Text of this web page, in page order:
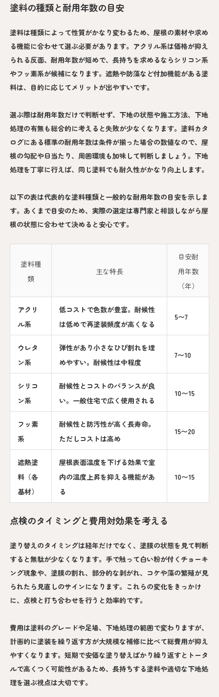
塗料の種類と耐用年数の目安
塗料は種類によって性質がかなり変わるため、屋根の素材や求め
る機能に合わせて選ぶ必要があります。アクリル系は価格が抑え
られる反面、耐用年数が短めで、長持ちを求めるならシリコン系
やフッ素系が候補になります。遮熱や防藻など付加機能がある塗
料は、目的に応じてメリットが出やすいです。
選ぶ際は耐用年数だけで判断せず、下地の状態や施工方法、下地
処理の有無も総合的に考えると失敗が少なくなります。塗料カタ
ログにある標準の耐用年数は条件が揃った場合の数値なので、屋
根の勾配や日当たり、周囲環境も加味して判断しましょう。下地
処理を丁寧に行えば、同じ塗料でも耐久性がかなり向上します。
以下の表は代表的な塗料種類と一般的な耐用年数の目安を示しま
す。あくまで目安のため、実際の選定は専門家と相談しながら屋
根の状態に合わせて決めると安心です。
塗料種
類
主な特長
目安耐
用年数
（年）
アクリ
ル系
低コストで色数が豊富。耐候性
は低めで再塗装頻度が高くなる
5〜7
ウレタ
ン系
弾性があり小さなひび割れを埋
めやすい。耐候性は中程度
7〜10
シリコ
ン系
耐候性とコストのバランスが良
い。一般住宅で広く使用される
10〜15
フッ素
系
耐候性と防汚性が高く長寿命。
ただしコストは高め
15〜20
遮熱塗
料（各
基材）
屋根表面温度を下げる効果で室
内の温度上昇を抑える機能があ
る
10〜15
点検のタイミングと費用対効果を考える
塗り替えのタイミングは経年だけでなく、塗膜の状態を見て判断
すると無駄が少なくなります。手で触って白い粉が付くチョーキ
ング現象や、塗膜の割れ、部分的な剥がれ、コケや藻の繁殖が見
られたら見直しのサインになります。これらの変化をきっかけ
に、点検と打ち合わせを行うと効率的です。
費用は塗料のグレードや足場、下地処理の範囲で変わりますが、
計画的に塗装を繰り返す方が大規模な補修に比べて総費用が抑え
やすくなります。短期で安価な塗り替えばかり繰り返すとトータ
ルで高くつく可能性があるため、長持ちする塗料や適切な下地処
理を選ぶ視点は大切です。